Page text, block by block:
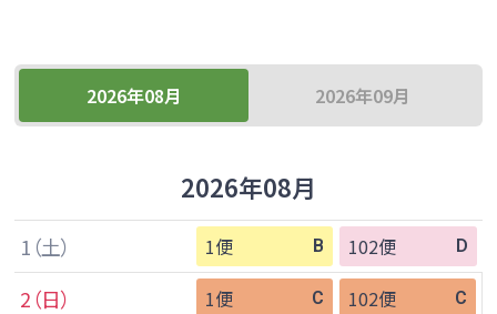
のりば
ご利用方法
浜松～新宿・「東京ディズニーリゾート®」線
浜松～新宿・「東京ディズニーリゾート®」線のページへ
時刻表 運賃
2026年08月 2026年09月
2026年08月
1 （土） 1便 B 102便 D
2（日） 1便 C 102便 C